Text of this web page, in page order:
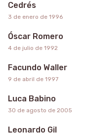
Cedrés
3 de enero de 1996
Óscar Romero
4 de julio de 1992
Facundo Waller
9 de abril de 1997
Luca Babino
30 de agosto de 2005
Leonardo Gil